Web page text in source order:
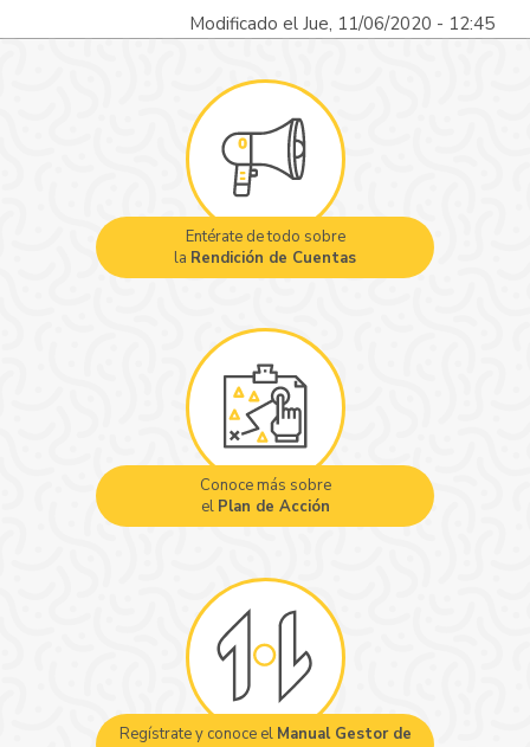
Modificado el Jue, 11/06/2020 - 12:45
Entérate de todo sobre
la Rendición de Cuentas
Conoce más sobre
el Plan de Acción
Regístrate y conoce el Manual Gestor de